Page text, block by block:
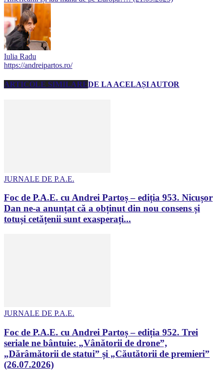
Iulia Radu
https://andreipartos.ro/
ARTICOLE SIMILAREDE LA ACELAȘI AUTOR
JURNALE DE P.A.E.
Foc de P.A.E. cu Andrei Partoș – ediția 953. Nicușor
Dan ne-a anunțat că a obținut din nou consens și
totuși cetățenii sunt exasperați...
JURNALE DE P.A.E.
Foc de P.A.E. cu Andrei Partoș – ediția 952. Trei
seriale ne bântuie: „Vânătorii de drone”,
„Dărâmătorii de statui” și „Căutătorii de premieri”
(26.07.2026)